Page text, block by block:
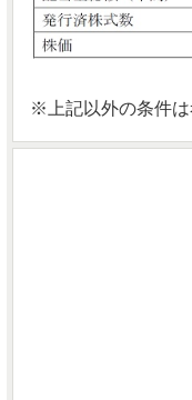
※上記以外の条件は